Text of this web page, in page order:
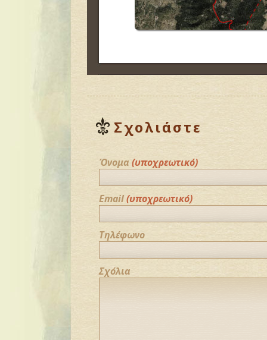
Σχολιάστε
Όνομα (υποχρεωτικό)
Email(υποχρεωτικό)
Τηλέφωνο
Σχόλια